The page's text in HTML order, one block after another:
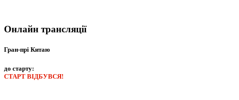
Онлайн трансляції
Гран-прі Китаю
до старту:
СТАРТ ВІДБУВСЯ!